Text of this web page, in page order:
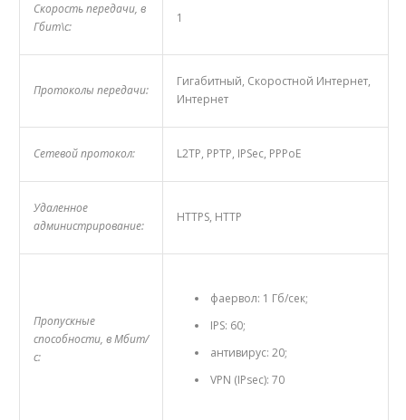
Скорость передачи, в
Гбит\с:
1
Протоколы передачи:
Гигабитный, Скоростной Интернет,
Интернет
Сетевой протокол: L2TP, PPTP, IPSec, PPPoE
Удаленное
администрирование:
HTTPS, HTTP
Пропускные
способности, в Мбит/
с:
фаервол: 1 Гб/сек;
IPS: 60;
антивирус: 20;
VPN (IPsec): 70